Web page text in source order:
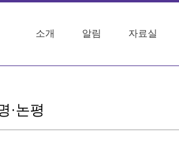
소개 알림 자료실
·논평